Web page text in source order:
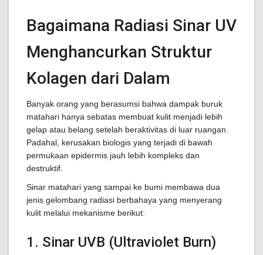
Bagaimana Radiasi Sinar UV
Menghancurkan Struktur
Kolagen dari Dalam
Banyak orang yang berasumsi bahwa dampak buruk
matahari hanya sebatas membuat kulit menjadi lebih
gelap atau belang setelah beraktivitas di luar ruangan.
Padahal, kerusakan biologis yang terjadi di bawah
permukaan epidermis jauh lebih kompleks dan
destruktif.
Sinar matahari yang sampai ke bumi membawa dua
jenis gelombang radiasi berbahaya yang menyerang
kulit melalui mekanisme berikut:
1. Sinar UVB (Ultraviolet Burn)